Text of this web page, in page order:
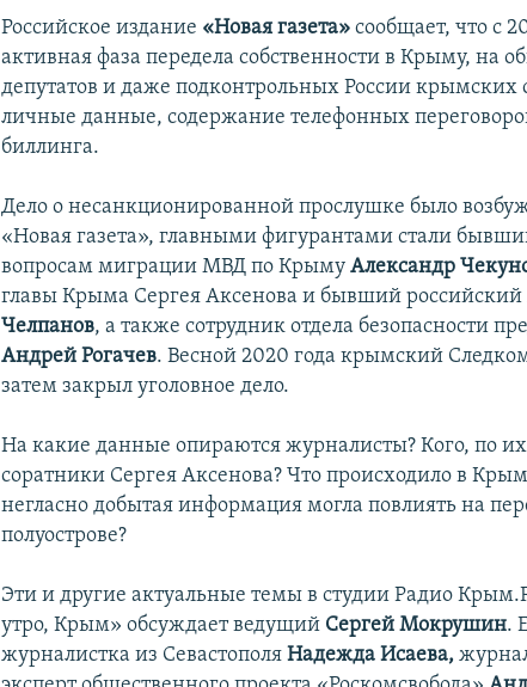
Российское издание «Новая газета» сообщает, что с
активная фаза передела собственности в Крыму, на
депутатов и даже подконтрольных России крымских
личные данные, содержание телефонных
биллинга.
Дело о несанкционированной прослушке было
«Новая газета», главными фигурантами стали
вопросам миграции МВД по Крыму Александр
главы Крыма Сергея Аксенова и бывший
Челпанов, а также сотрудник отдела безопасности
Андрей Рогачев. Весной 2020 года крымский
затем закрыл уголовное дело.
На какие данные опираются журналисты? Кого, по
соратники Сергея Аксенова? Что происходило в
негласно добытая информация могла повлиять на
полуострове?
Эти и другие актуальные темы в студии Радио
утро, Крым» обсуждает ведущий Сергей Мокрушин.
журналистка из СевастополяНадежда Исаева,